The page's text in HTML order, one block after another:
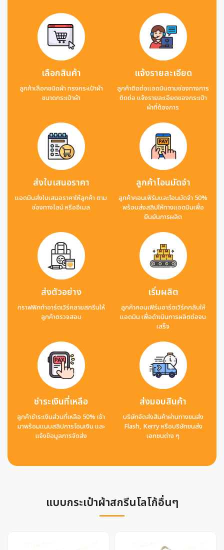
เลือกสินค้า
ลูกค้าเลือกชนิดผ้า ทรงกระเป๋าผ้า
ขนาดกระเป๋าผ้า
แจ้งรายละเอียด
ลูกค้าติดต่อแอดมินตามช่องทางการ
ติดต่อ แจ้งรายละเอียดของกระเป๋า
ผ้าที่ต้องการ
ส่งใบเสนอราคา
แอดมินส่งใบเสนอราคาให้ลูกค้า ตาม
ช่องทางไลน์ หรืออีเมล
ลูกค้าโอนมัดจำ
ลูกค้าคอนเฟิร์มและโอนมัดจำ 50%
พร้อมส่งสลิปให้ทางแอดมินเพื่อ
ยืนยันการผลิต
ส่งตัวอย่าง
กราฟฟิกทำอาร์ตเวิร์คลายสกรีนให้
ลูกค้าตรวจสอบ
เริ่มผลิต
ลูกค้าคอนเฟิร์มอาร์ตเวิร์คกลับให้
แอดมิน เพื่อดำเนินการผลิตต่อจน
เสร็จ
ชำระเงินที่เหลือ
ลูกค้าชำระเงินส่วนที่เหลือ 50% เข้า
มาพร้อมแนบสลิปการโอนเงิน และ
แจ้งข้อมูลการจัดส่ง
ส่งมอบสินค้า
บริษัทจัดส่งสินค้าผ่านทางขนส่ง
Flash, Kerry หรือบริษัทขนส่ง
เอกชนต่าง ๆ
แบบกระเป๋าผ้าสกรีนโลโก้อื่นๆ